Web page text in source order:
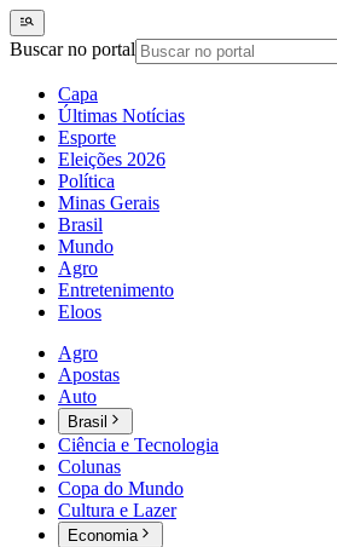
Buscar no portal
Capa
Últimas Notícias
Esporte
Eleições 2026
Política
Minas Gerais
Brasil
Mundo
Agro
Entretenimento
Eloos
Agro
Apostas
Auto
Brasil
Ciência e Tecnologia
Colunas
Copa do Mundo
Cultura e Lazer
Economia